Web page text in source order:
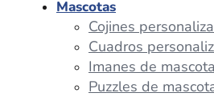
Mascotas
Cojines
Cuadros
Imanes de
Puzzles de